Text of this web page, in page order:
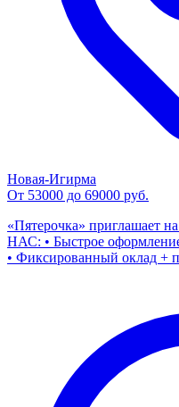
Новая-Игирма
От 53000 до 69000 руб.
«Пятерочка» приглашает
НАС: • Быстрое
• Фиксированный оклад +